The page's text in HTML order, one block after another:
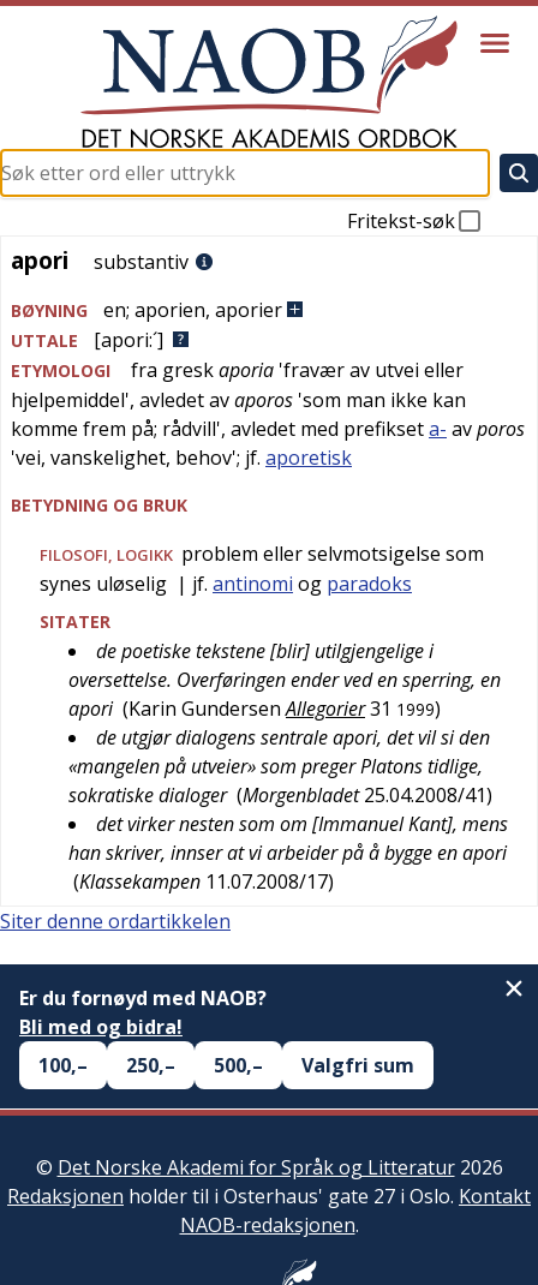
Fritekst-søk
apori
apori substantiv
BØYNING en; aporien, aporier
UTTALE [apori:´]
ETYMOLOGI fra greskaporia 'fravær av utvei eller
hjelpemiddel', avledet avaporos 'som man ikke kan
komme frem på; rådvill', avledet med prefikseta- avporos
'vei, vanskelighet, behov'; jf. aporetisk
BETYDNING OG BRUK
FILOSOFI, LOGIKK problem eller selvmotsigelse som
synes uløselig | jf. antinomi og paradoks
SITATER
de poetiske tekstene [blir] utilgjengelige i
oversettelse. Overføringen ender ved en sperring, en
apori (Karin Gundersen Allegorier31 1999)
de utgjør dialogens sentrale apori, det vil si den
«mangelen på utveier» som preger Platons tidlige,
sokratiske dialoger (Morgenbladet 25.04.2008/41)
det virker nesten som om [Immanuel Kant], mens
han skriver, innser at vi arbeider på å bygge en apori
(Klassekampen 11.07.2008/17)
Siter denne ordartikkelen
Er du fornøyd med NAOB?
Bli med og bidra!
100,–
250,– 500,– Valgfri sum
© Det Norske Akademi for Språk og Litteratur2026
Redaksjonen holder til i Osterhaus' gate 27 i Oslo. Kontakt
NAOB-redaksjonen.